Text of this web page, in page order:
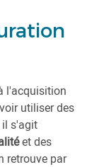
l'acquisition
utiliser des
il s'agit
et des
retrouve par